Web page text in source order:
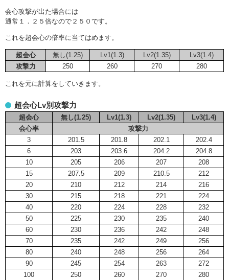
会心攻撃が出た場合には
通常１．２５倍なので２５０です。
これを超会心の倍率に当てはめます。
超会心 無し(1.25) Lv1(1.3) Lv2(1.35)
Lv3(1.4)
攻撃力
250 260 270 280
これを元に計算をしていきます。
超会心Lv別攻撃力
超会心 無し(1.25) Lv1(1.3) Lv2(1.35)
Lv3(1.4)
会心率
攻撃力
3
201.5 201.8 202.1
202.4
6
203 203.6 204.2
204.8
10
205 206 207
208
15
207.5 209 210.5
212
20
210 212 214
216
30
215 218 221
224
40
220 224 228
232
50
225 230 235
240
60
230 236 242
248
70
235 242 249
256
80
240 248 256
264
90
245 254 263
272
100
250 260 270 280